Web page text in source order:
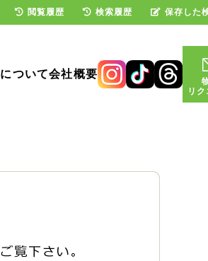
ついて会社概要
リク
閲覧履歴 検索履歴 保存した